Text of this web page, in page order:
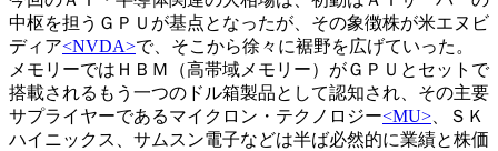
中枢を担うＧＰＵが基点となったが、その象徴株が米エヌビ
ディア<NVDA>で、そこから徐々に裾野を広げていった。
メモリーではＨＢＭ（高帯域メモリー）がＧＰＵとセットで
搭載されるもう一つのドル箱製品として認知され、その主要
サプライヤーであるマイクロン・テクノロジー<MU> 、ＳＫ
ハイニックス、サムスン電子などは半ば必然的に業績と株価